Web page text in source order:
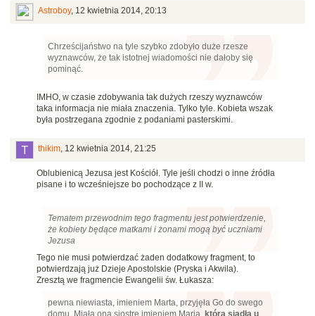
Astroboy, 12 kwietnia 2014, 20:13
Chrześcijaństwo na tyle szybko zdobyło duże rzesze
wyznawców, że tak istotnej wiadomości nie dałoby się
pominąć.
IMHO, w czasie zdobywania tak dużych rzeszy wyznawców
taka informacja nie miała znaczenia. Tylko tyle. Kobieta wszak
była postrzegana zgodnie z podaniami pasterskimi.
thikim, 12 kwietnia 2014, 21:25
Oblubienicą Jezusa jest Kościół. Tyle jeśli chodzi o inne źródła
pisane i to wcześniejsze bo pochodzące z II w.
Tematem przewodnim tego fragmentu jest potwierdzenie,
że kobiety będące matkami i żonami mogą być uczniami
Jezusa
Tego nie musi potwierdzać żaden dodatkowy fragment, to
potwierdzają już Dzieje Apostolskie (Pryska i Akwila).
Zresztą we fragmencie Ewangelii św. Łukasza:
pewna niewiasta, imieniem Marta, przyjęła Go do swego